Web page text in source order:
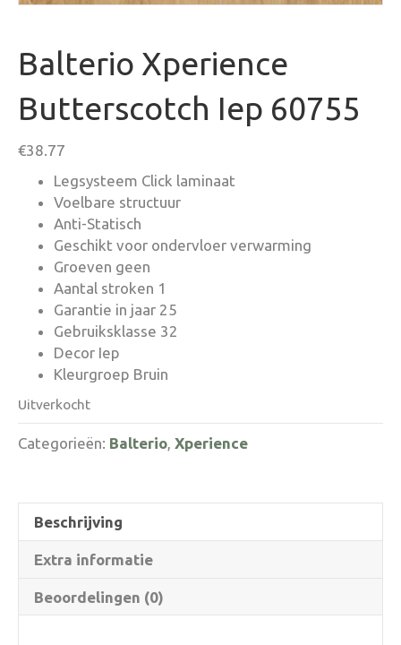
Balterio Xperience
Butterscotch Iep 60755
€38.77
Legsysteem Click laminaat
Voelbare structuur
Anti-Statisch
Geschikt voor ondervloer verwarming
Groeven geen
Aantal stroken 1
Garantie in jaar 25
Gebruiksklasse 32
Decor Iep
Kleurgroep Bruin
Uitverkocht
Categorieën: Balterio, Xperience
Beschrijving
Extra informatie
Beoordelingen (0)